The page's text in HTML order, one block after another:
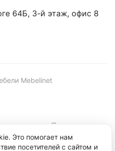
64Б, 3-й этаж, офис 8
Mebelinet
данных
Политика
Это помогает нам
посетителей с сайтом и